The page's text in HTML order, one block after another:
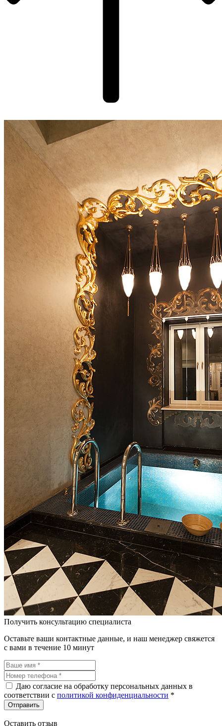
Получить консультацию специалиста
Оставьте ваши контактные данные, и наш менеджер свяжется
с вами в течение 10 минут
Даю согласие на обработку персональных данных в
соответствии c политикой конфиденциальности *
Оставить отзыв